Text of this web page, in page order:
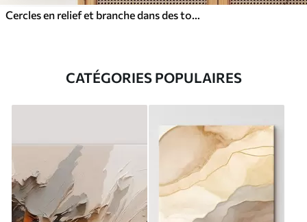
CATÉGORIES POPULAIRES